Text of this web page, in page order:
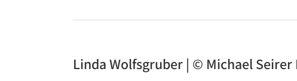
Linda Wolfsgruber | © Michael